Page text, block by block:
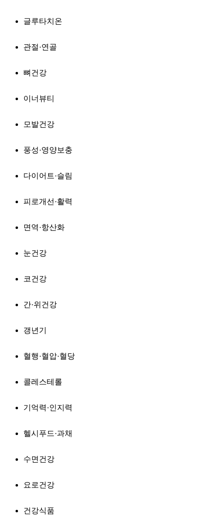
글루타치온
관절·연골
뼈건강
이너뷰티
모발건강
풍성·영양보충
다이어트·슬림
피로개선·활력
면역·항산화
눈건강
코건강
간·위건강
갱년기
혈행·혈압·혈당
콜레스테롤
기억력·인지력
헬시푸드·과채
수면건강
요로건강
건강식품